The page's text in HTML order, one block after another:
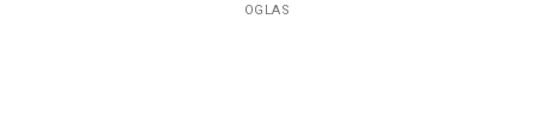
OGLAS